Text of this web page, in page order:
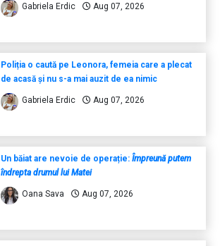
Gabriela Erdic Aug 07, 2026
Poliția o caută pe Leonora, femeia care a plecat
de acasă și nu s-a mai auzit de ea nimic
Gabriela Erdic Aug 07, 2026
Un băiat are nevoie de operație: Împreună putem
îndrepta drumul lui Matei
Oana Sava Aug 07, 2026